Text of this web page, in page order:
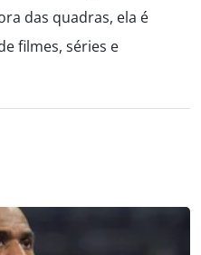
das quadras, ela é
filmes, séries e